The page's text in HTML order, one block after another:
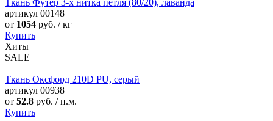
Ткань Футер 3-х нитка петля (80/20), лаванда
артикул 00148
от 1054 руб. / кг
Купить
Хиты
SALE
Ткань Оксфорд 210D PU, серый
артикул 00938
от 52.8 руб. / п.м.
Купить